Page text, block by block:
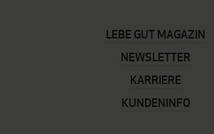
LEBE GUT MAGAZIN
NEWSLETTER
KARRIERE
KUNDENINFO